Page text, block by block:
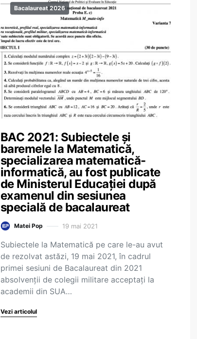
Bacalaureat 2026
BAC 2021: Subiectele și
baremele la Matematică,
specializarea matematică-
informatică, au fost publicate
de Ministerul Educației după
examenul din sesiunea
specială de bacalaureat
Matei Pop 19 mai 2021
Subiectele la Matematică pe care le-au avut
de rezolvat astăzi, 19 mai 2021, în cadrul
primei sesiuni de Bacalaureat din 2021
absolvenții de colegii militare acceptați la
academii din SUA…
Vezi articolul